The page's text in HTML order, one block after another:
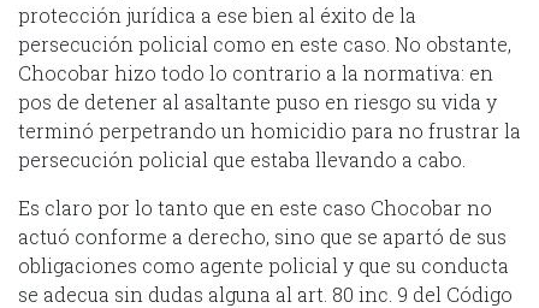
protección jurídica a ese bien al éxito de la
persecución policial como en este caso. No obstante,
Chocobar hizo todo lo contrario a la normativa: en
pos de detener al asaltante puso en riesgo su vida y
terminó perpetrando un homicidio para no frustrar la
persecución policial que estaba llevando a cabo.
Es claro por lo tanto que en este caso Chocobar no
actuó conforme a derecho, sino que se apartó de sus
obligaciones como agente policial y que su conducta
se adecua sin dudas alguna al art. 80 inc. 9 del Código